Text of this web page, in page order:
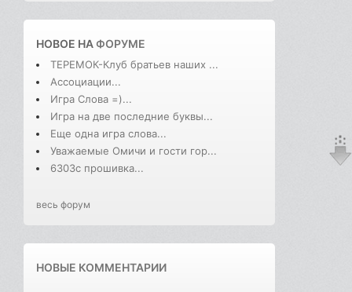
НОВОЕ НАФОРУМЕ
ТЕРЕМОК-Клуб братьев наших ...
Ассоциации...
Игра Слова =)...
Игра на две последние буквы...
Еще одна игра слова...
Уважаемые Омичи и гости гор...
6303с прошивка...
весь форум
НОВЫЕ КОММЕНТАРИИ